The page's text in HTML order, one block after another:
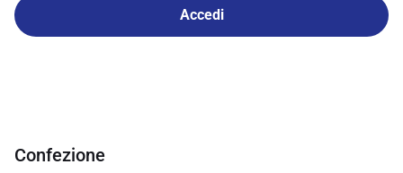
Accedi
Confezione